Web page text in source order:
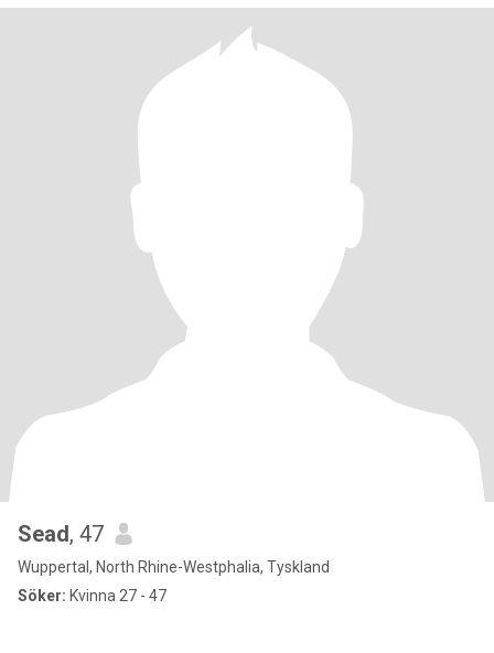
Sead, 47
Wuppertal, North Rhine-Westphalia, Tyskland
Söker: Kvinna 27 - 47